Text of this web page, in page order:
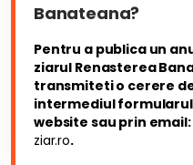
Banateana?
Pentru a publica un
ziarul Renasterea
transmiteti o cerere
intermediul
website sau prin email:
ziar.ro.